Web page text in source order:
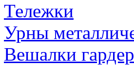
Тележки
Урны
Вешалки